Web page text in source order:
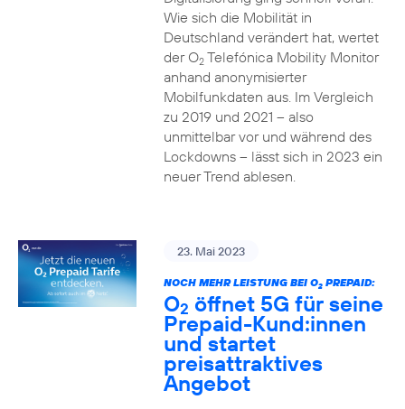
Wie sich die Mobilität in
Deutschland verändert hat, wertet
der O2Telefónica Mobility Monitor
anhand anonymisierter
Mobilfunkdaten aus. Im Vergleich
zu 2019 und 2021 – also
unmittelbar vor und während des
Lockdowns – lässt sich in 2023 ein
neuer Trend ablesen.
23. Mai 2023
NOCH MEHR LEISTUNG BEI O2PREPAID:
O2 öffnet 5G für seine
Prepaid-Kund:innen
und startet
preisattraktives
Angebot